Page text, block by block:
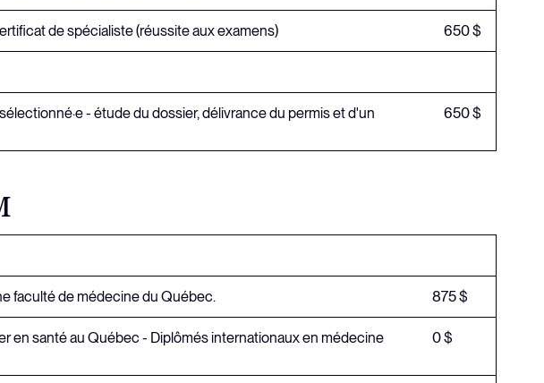
de spécialiste (réussite aux examens) 650 $
- étude du dossier, délivrance du permis et d'un
650 $
par une faculté de médecine du Québec. 875 $
en santé au Québec - Diplômés internationaux en médecine
0 $